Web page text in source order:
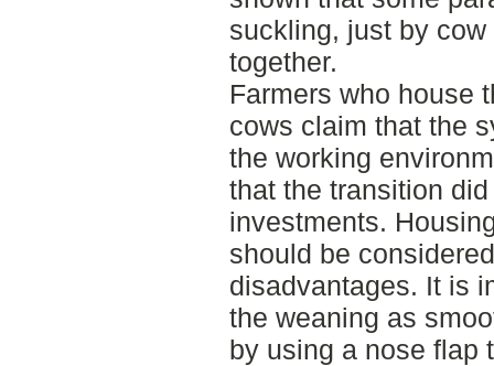
suckling, just by
together.
Farmers who house
cows claim that the
the working
that the transition
investments.
should be
disadvantages. It is
the weaning as
by using a nose flap